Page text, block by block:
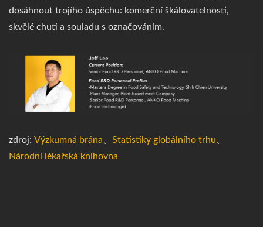
dosáhnout trojího úspěchu: komerční škálovatelnosti,
skvělé chuti a souladu s označováním.
zdroj: Výzkumná brána、 Statistiky globálního trhu、
Národní lékařská knihovna